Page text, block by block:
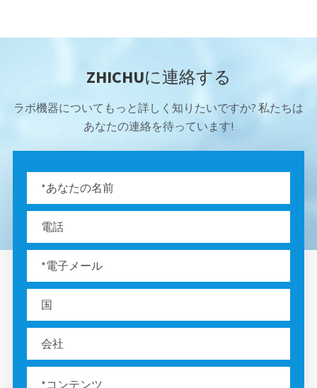
ZHICHUに連絡する
ラボ機器についてもっと詳しく知りたいですか? 私たちは
あなたの連絡を待っています!